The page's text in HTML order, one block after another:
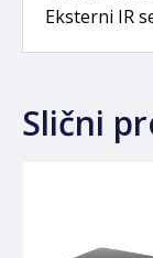
Eksterni IR
Slični